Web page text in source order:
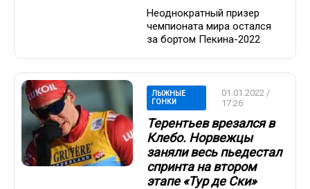
Неоднократный призер
чемпионата мира остался
за бортом Пекина-2022
ЛЫЖНЫЕ
ГОНКИ
01.01.2022 /
17:26
Терентьев врезался в
Клебо. Норвежцы
заняли весь пьедестал
спринта на втором
этапе «Тур де Ски»